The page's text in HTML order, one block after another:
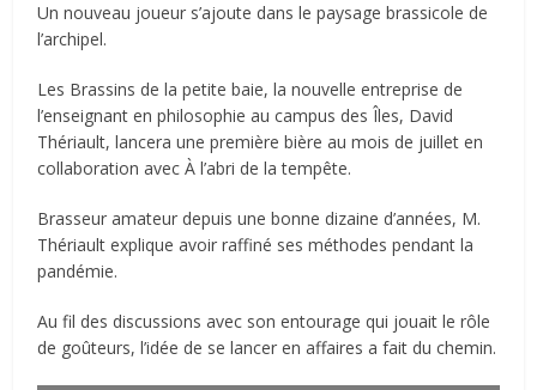
Un nouveau joueur s’ajoute dans le paysage brassicole de
l’archipel.
Les Brassins de la petite baie, la nouvelle entreprise de
l’enseignant en philosophie au campus des Îles, David
Thériault, lancera une première bière au mois de juillet en
collaboration avec À l’abri de la tempête.
Brasseur amateur depuis une bonne dizaine d’années, M.
Thériault explique avoir raffiné ses méthodes pendant la
pandémie.
Au fil des discussions avec son entourage qui jouait le rôle
de goûteurs, l’idée de se lancer en affaires a fait du chemin.